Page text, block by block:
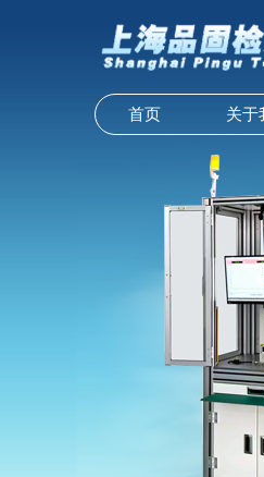
首页 关于